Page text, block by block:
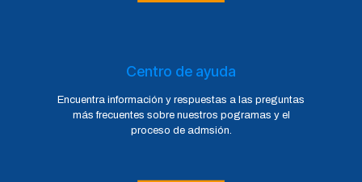
Centro de ayuda
Encuentra información y respuestas a las preguntas
más frecuentes sobre nuestros pogramas y el
proceso de admsión.